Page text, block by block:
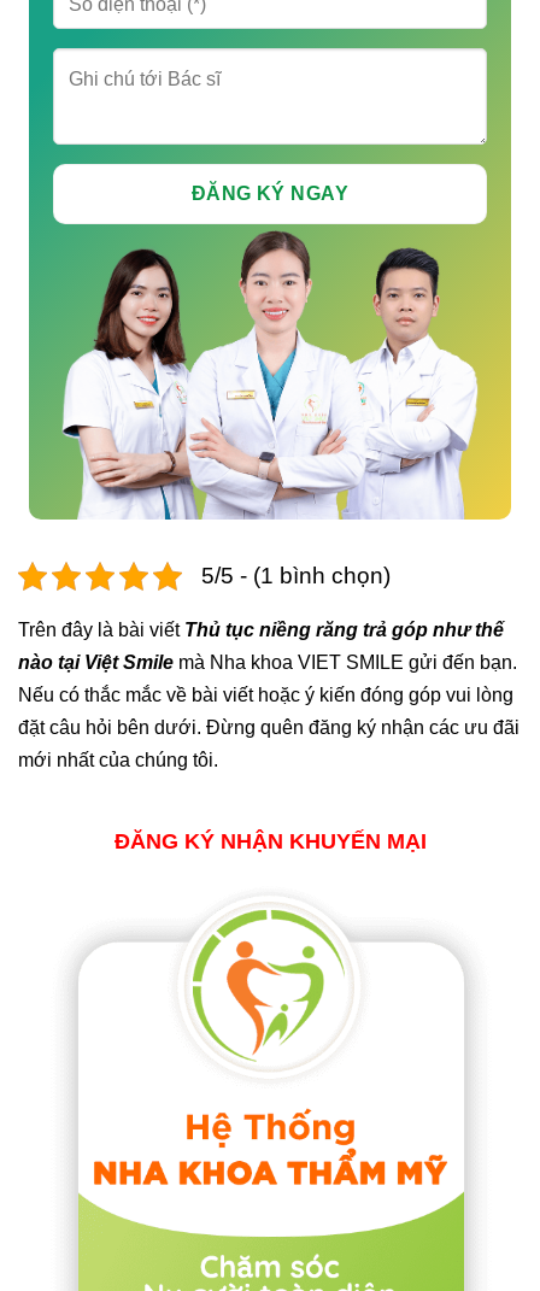
5/5 - (1 bình chọn)
Trên đây là bài viết Thủ tục niềng răng trả góp như thế
nào tại Việt Smile mà Nha khoa VIET SMILE gửi đến bạn.
Nếu có thắc mắc về bài viết hoặc ý kiến đóng góp vui lòng
đặt câu hỏi bên dưới. Đừng quên đăng ký nhận các ưu đãi
mới nhất của chúng tôi.
ĐĂNG KÝ NHẬN KHUYẾN MẠI